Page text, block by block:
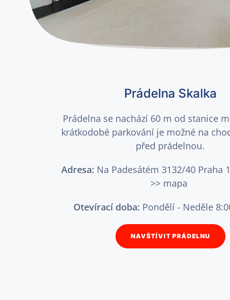
Prádelna Skalka
Prádelna se nachází 60 m od stanice
krátkodobé parkování je možné na
před prádelnou.
Adresa: Na Padesátém 3132/40 Praha
>> mapa
Otevírací doba: Pondělí - Neděle
NAVŠTÍVIT PRÁDELNU